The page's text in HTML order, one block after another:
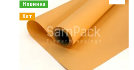
Новинка
Хит